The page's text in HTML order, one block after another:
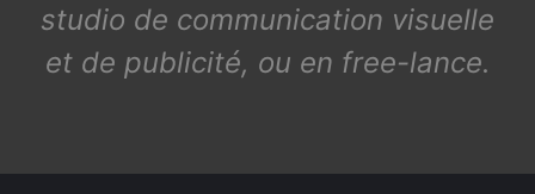
studio de communication visuelle
et de publicité, ou en free-lance.